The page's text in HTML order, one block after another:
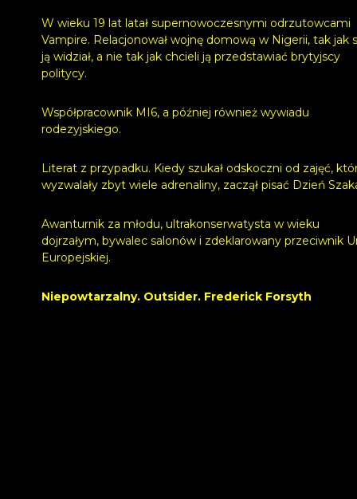
W wieku 19 lat latał supernowoczesnymi odrzutowcami
Vampire. Relacjonował wojnę domową w Nigerii, tak jak
ją widział, a nie tak jak chcieli ją przedstawiać brytyjscy
politycy.
Współpracownik MI6, a później również wywiadu
rodezyjskiego.
Literat z przypadku. Kiedy szukał odskoczni od zajęć,
wyzwalały zbyt wiele adrenaliny, zaczął pisać Dzień
Awanturnik za młodu, ultrakonserwatysta w wieku
dojrzałym, bywalec salonów i zdeklarowany przeciwnik
Europejskiej.
Niepowtarzalny. Outsider. Frederick Forsyth